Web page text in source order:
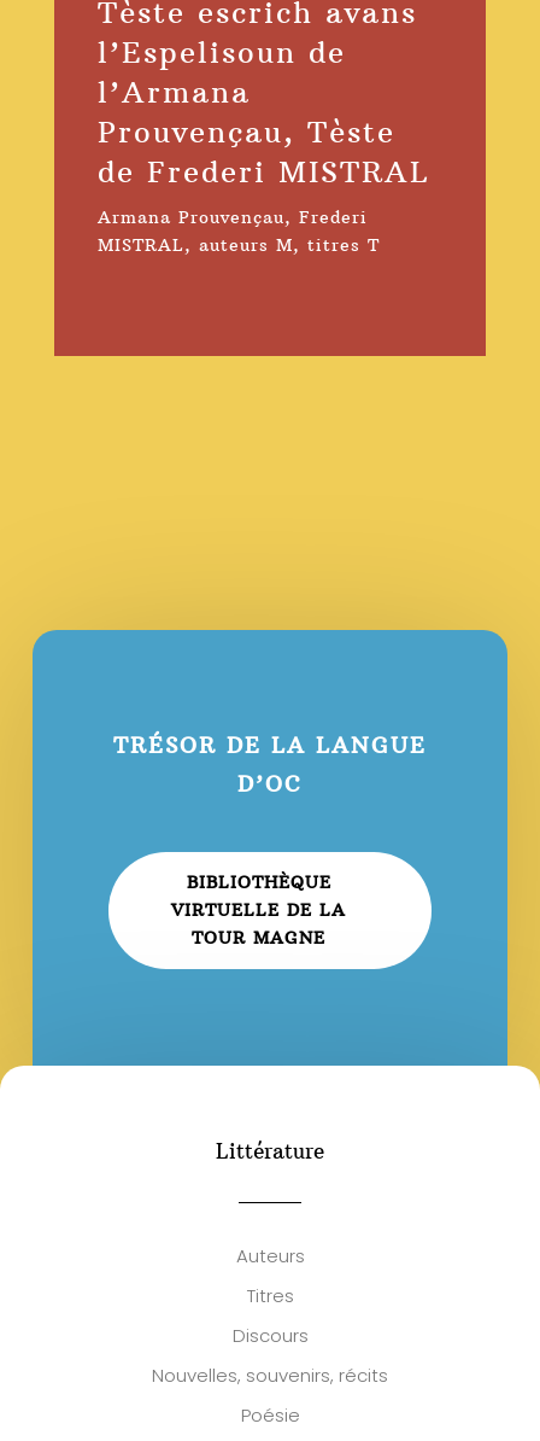
Tèste escrich avans
l’Espelisoun de
l’Armana
Prouvençau, Tèste
de Frederi MISTRAL
Armana Prouvençau, Frederi
MISTRAL, auteurs M, titres T
TRÉSOR DE LA LANGUE
D’OC
BIBLIOTHÈQUE
VIRTUELLE DE LA
TOUR MAGNE
Littérature
Auteurs
Titres
Discours
Nouvelles, souvenirs, récits
Poésie